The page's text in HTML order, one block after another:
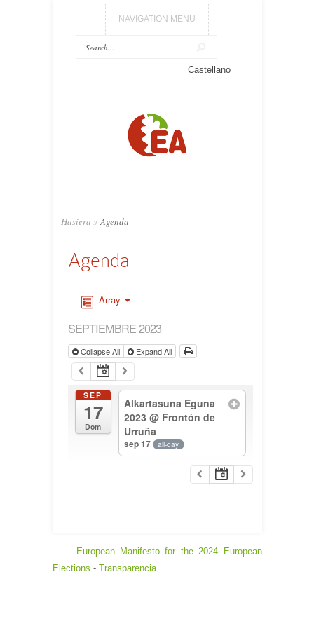
NAVIGATION MENU
Castellano
Hasiera » Agenda
Agenda
Array
SEPTIEMBRE 2023
Collapse All Expand All
SEP
17
Dom
Alkartasuna Eguna
2023@ Frontón de
Urruña
sep 17 all-day
- - - European Manifesto for the 2024 European
Elections - Transparencia